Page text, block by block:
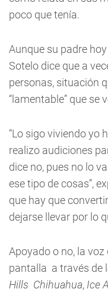
poco que tenía.
Aunque su padre
Sotelo dice que a
personas, situación
“lamentable” que se
“Lo sigo viviendo yo
realizo audiciones
dice no, pues no lo
ese tipo de cosas”,
que hay que
dejarse llevar por lo
Apoyado o no, la
pantalla a través de
Hills Chihuahua, Ice